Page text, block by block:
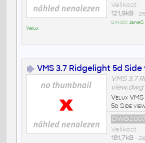
Velikost
121,9kB•
Umístil:JaneC
Velux
VMS 3.7 Ridgelight 5d
VMS 3.7
view.dwg
Velux
5d Side
DWG2007
Velikost
181,7kB•